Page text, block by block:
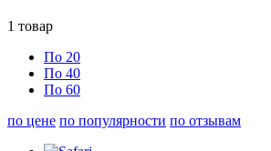
1 товар
По 20
По 40
По 60
по цене по популярности по отзывам